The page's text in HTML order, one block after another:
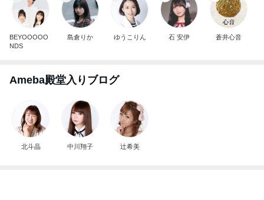
BEYOOOOO
NDS
島倉りか ゆうこりん 石 安伊 蒼井心音
Ameba殿堂入りブログ
北斗晶 中川翔子 辻希美